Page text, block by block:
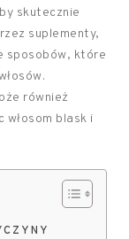
skutecznie
suplementy,
sposobów, które
również
blask i